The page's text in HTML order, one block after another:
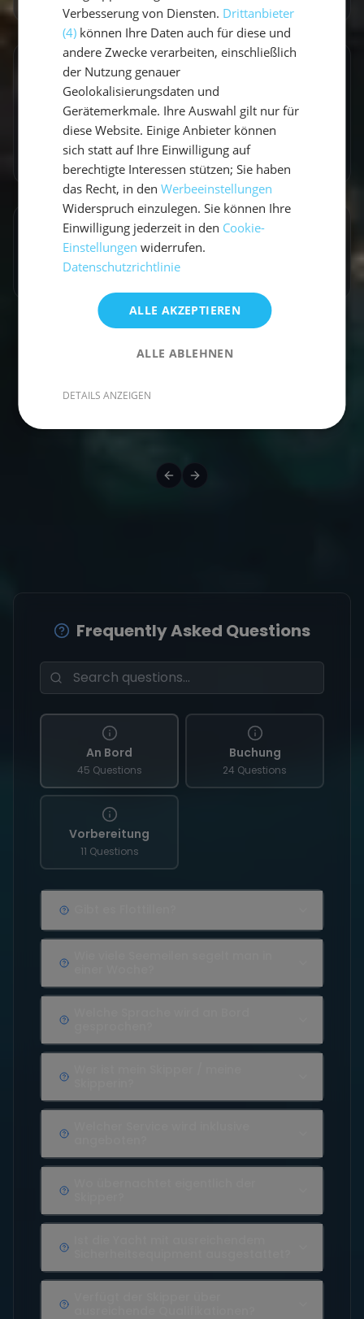
Entdecke ähnliche Törns
Finde deinen perfekten Segeltörn
Törns ansehen
Artikel teilen
Empfohlene Beiträge
Frequently Asked Questions
An Bord
45 Questions
Buchung
24 Questions
Vorbereitung
11 Questions
Verbesserung von Diensten. Drittanbieter
(4) können Ihre Daten auch für diese und
andere Zwecke verarbeiten, einschließlich
der Nutzung genauer
Geolokalisierungsdaten und
Gerätemerkmale. Ihre Auswahl gilt nur für
diese Website. Einige Anbieter können
sich statt auf Ihre Einwilligung auf
berechtigte Interessen stützen; Sie haben
das Recht, in denWerbeeinstellungen
Widerspruch einzulegen. Sie können Ihre
Einwilligung jederzeit in den Cookie-
Einstellungen widerrufen.
Datenschutzrichtlinie
ALLE AKZEPTIEREN
ALLE ABLEHNEN
DETAILS ANZEIGEN